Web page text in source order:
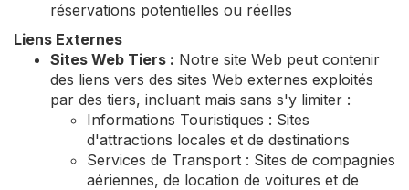
réservations potentielles ou réelles
Liens Externes
Sites Web Tiers : Notre site Web peut contenir
des liens vers des sites Web externes exploités
par des tiers, incluant mais sans s'y limiter :
Informations Touristiques : Sites
d'attractions locales et de destinations
Services de Transport : Sites de compagnies
aériennes, de location de voitures et de